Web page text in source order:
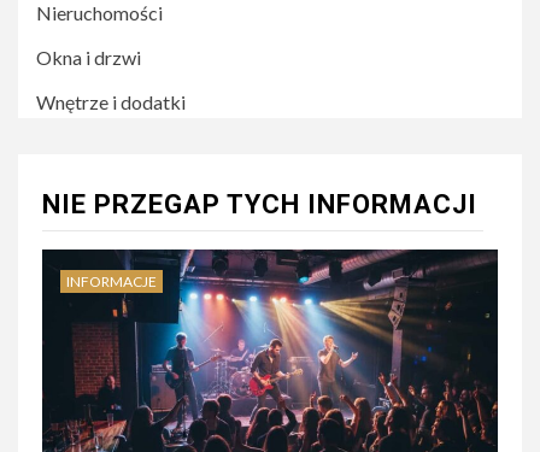
Nieruchomości
Okna i drzwi
Wnętrze i dodatki
NIE PRZEGAP TYCH INFORMACJI
INFORMACJE